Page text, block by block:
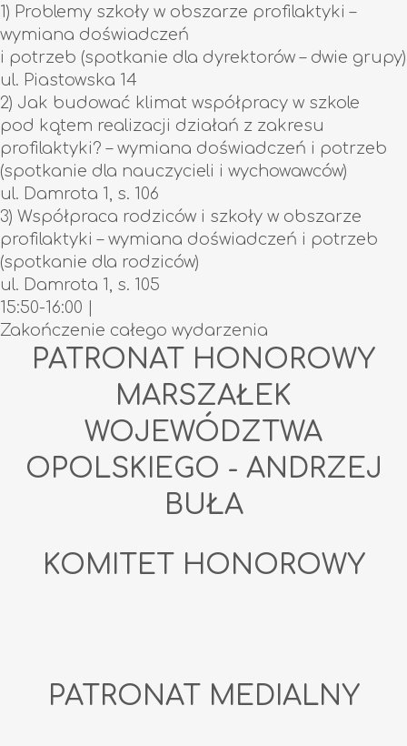
1) Problemy szkoły w obszarze profilaktyki –
wymiana doświadczeń
i potrzeb (spotkanie dla dyrektorów – dwie grupy)
ul. Piastowska 14
2) Jak budować klimat współpracy w szkole
pod kątem realizacji działań z zakresu
profilaktyki? – wymiana doświadczeń i potrzeb
(spotkanie dla nauczycieli i wychowawców)
ul. Damrota 1, s. 106
3) Współpraca rodziców i szkoły w obszarze
profilaktyki – wymiana doświadczeń i potrzeb
(spotkanie dla rodziców)
ul. Damrota 1, s. 105
15:50-16:00
Zakończenie całego wydarzenia
PATRONAT HONOROWY
MARSZAŁEK
WOJEWÓDZTWA
OPOLSKIEGO - ANDRZEJ
BUŁA
KOMITET HONOROWY
PATRONAT MEDIALNY